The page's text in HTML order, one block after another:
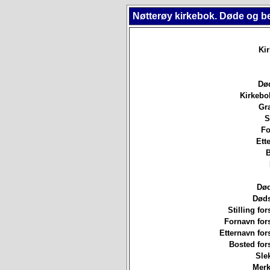
Nøtterøy kirkebok. Døde og
Stilling
Fornavn
Etternavn
Bosted